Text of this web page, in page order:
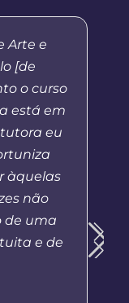
Arte e
[de
o curso
está em
eu
àquelas
não
de uma
e de